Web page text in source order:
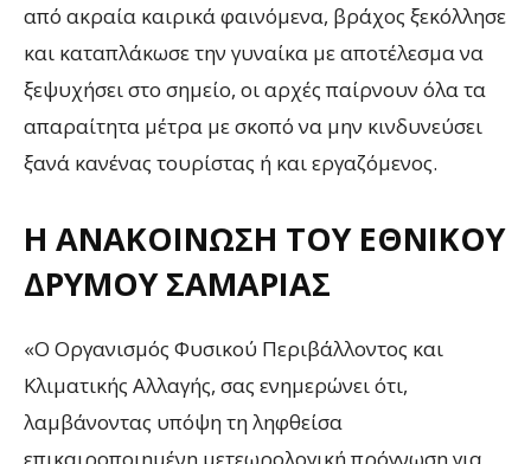
από ακραία καιρικά φαινόμενα, βράχος ξεκόλλησε
και καταπλάκωσε την γυναίκα με αποτέλεσμα να
ξεψυχήσει στο σημείο, οι αρχές παίρνουν όλα τα
απαραίτητα μέτρα με σκοπό να μην κινδυνεύσει
ξανά κανένας τουρίστας ή και εργαζόμενος.
Η ΑΝΑΚΟΊΝΩΣΗ ΤΟΥ ΕΘΝΙΚΟΎ
ΔΡΥΜΟΎ ΣΑΜΑΡΙΆΣ
«Ο Οργανισμός Φυσικού Περιβάλλοντος και
Κλιματικής Αλλαγής, σας ενημερώνει ότι,
λαμβάνοντας υπόψη τη ληφθείσα